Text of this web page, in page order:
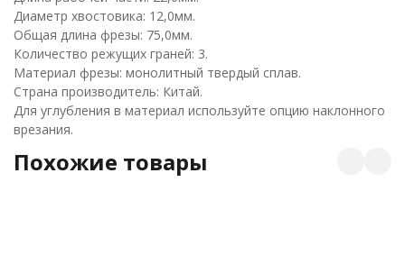
Диаметр хвостовика: 12,0мм.
Общая длина фрезы: 75,0мм.
Количество режущих граней: 3.
Материал фрезы: монолитный твердый сплав.
Страна производитель: Китай.
Для углубления в материал используйте опцию наклонного
врезания.
Похожие товары